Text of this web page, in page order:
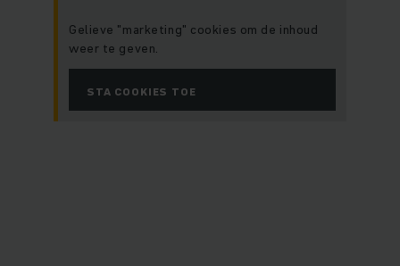
Gelieve "marketing" cookies om de inhoud
weer te geven.
STA COOKIES TOE